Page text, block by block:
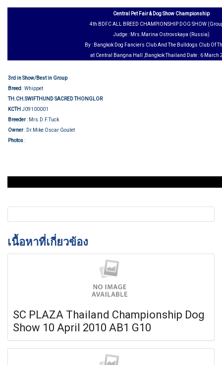
Central Pet Fair & Dog Show Championship
4th BDFC ALL BREED CHAMPIONSHIP DOG SHOW
Judge : Mrs.Marina Ostrovskaya (Russia)
By : Bangkok Dog Fanciers Club And The Bulldogs Club Of
at Central Bangna Hall ,Bangkok Thailand Date : 6 March
3rd in Show/Best in Group
Breed : Whippet
TH.CH.SWIFTHUND SACRED THONGLOR
KCTH J09100001
Breeder: Mrs.D.F.Tuck
Owner: Dr.Mike Oscar Goulet
Photos:
เนื้อหาที่เกี่ยวข้อง
SC PLAZA Thailand Championship Dog
Show 10 April 2010 AB1 G10